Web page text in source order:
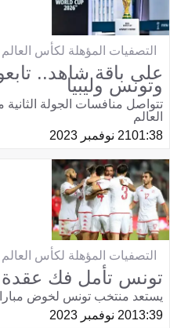
التصفيات المؤهلة لكأس العالم
على باقة شاهد..
وتونس وليبيا
تتواصل منافسات الجولة
العالم
01:3821 نوفمبر 2023
التصفيات المؤهلة لكأس العالم
تونس تأمل فك عقدة
يستعد منتخب تونس لخوض مباراة
13:3920 نوفمبر 2023